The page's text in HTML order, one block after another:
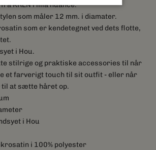
KREN i lilla nuance.
som måler 12 mm. i diamater.
som er kendetegnet ved dets flotte,
i Hou.
stilrige og praktiske accessories til når
et farverigt touch til sit outfit - eller når
at sætte håret op.
i Hou
i 100% polyester